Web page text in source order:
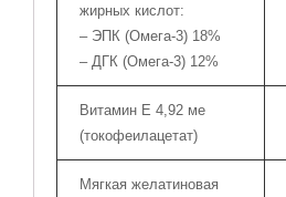
жирных кислот:
– ЭПК (Омега-3) 18%
– ДГК (Омега-3) 12%
Витамин Е 4,92 ме
(токофеилацетат)
Мягкая желатиновая